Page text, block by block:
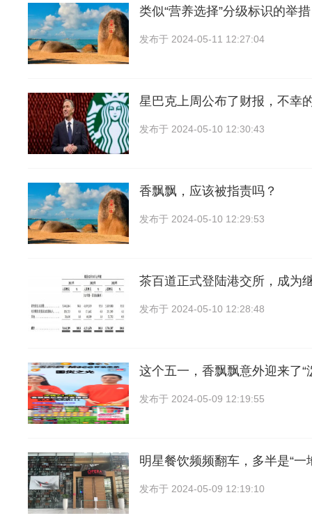
类似“营养选择”分级标识的举
发布于 2024-05-11 12:27:04
星巴克上周公布了财报，不幸
发布于 2024-05-10 12:30:43
香飘飘，应该被指责吗？
发布于 2024-05-10 12:29:53
茶百道正式登陆港交所，成为
发布于 2024-05-10 12:28:48
这个五一，香飘飘意外迎来了“
发布于 2024-05-09 12:19:55
明星餐饮频频翻车，多半是“一
发布于 2024-05-09 12:19:10